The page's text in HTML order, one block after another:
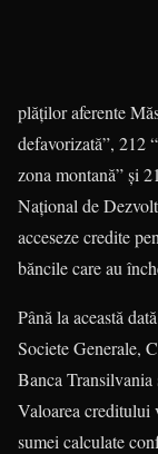
plăţilor aferente
defavorizată”, 212
zona montană” şi
Naţional de
acceseze credite
băncile care au
Până la această
Societe Generale,
Banca
Valoarea creditului
sumei calculate